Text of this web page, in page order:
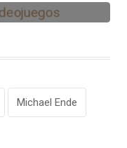
Michael Ende